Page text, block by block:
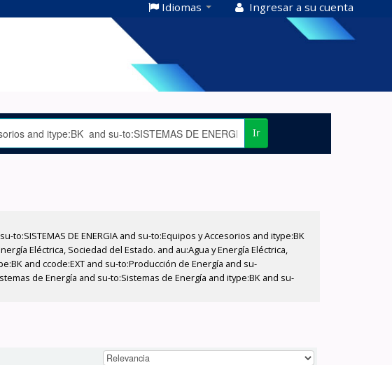
Idiomas Ingresar a su cuenta
Ir
DE ENERGIA and su-to:Equipos y Accesorios and itype:BK
Eléctrica, Sociedad del Estado. and au:Agua y Energía Eléctrica,
and ccode:EXT and su-to:Producción de Energía and su-
de Energía and su-to:Sistemas de Energía and itype:BK and su-